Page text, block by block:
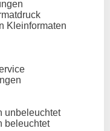
Kleinformaten
unbeleuchtet
beleuchtet